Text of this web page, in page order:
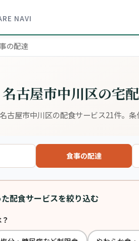
NAVI
の配達
名古屋市中川区の宅
名古屋市中川区の配食サービス21件。
食事の配達
配食サービスを絞り込む